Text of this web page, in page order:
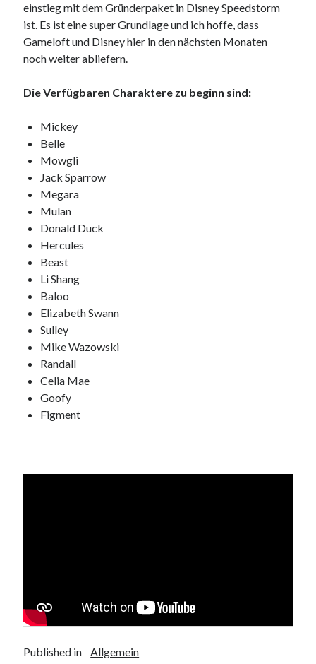
einstieg mit dem Gründerpaket in Disney Speedstorm
ist. Es ist eine super Grundlage und ich hoffe, dass
Gameloft und Disney hier in den nächsten Monaten
noch weiter abliefern.
Die Verfügbaren Charaktere zu beginn sind:
Mickey
Belle
Mowgli
Jack Sparrow
Megara
Mulan
Donald Duck
Hercules
Beast
Li Shang
Baloo
Elizabeth Swann
Sulley
Mike Wazowski
Randall
Celia Mae
Goofy
Figment
Published in Allgemein